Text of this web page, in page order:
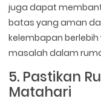
juga dapat
batas yang aman
kelembapan
masalah dalam
5. Pastikan
Matahari